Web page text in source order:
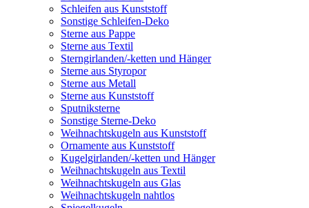
Schleifen aus Kunststoff
Sonstige Schleifen-Deko
Sterne aus Pappe
Sterne aus Textil
Sterngirlanden/-ketten und Hänger
Sterne aus Styropor
Sterne aus Metall
Sterne aus Kunststoff
Sputniksterne
Sonstige Sterne-Deko
Weihnachtskugeln aus Kunststoff
Ornamente aus Kunststoff
Kugelgirlanden/-ketten und Hänger
Weihnachtskugeln aus Textil
Weihnachtskugeln aus Glas
Weihnachtskugeln nahtlos